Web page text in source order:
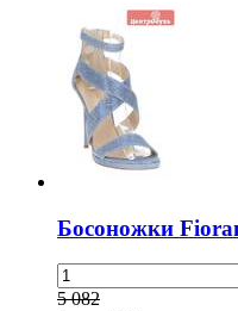
Босоножки
5 082